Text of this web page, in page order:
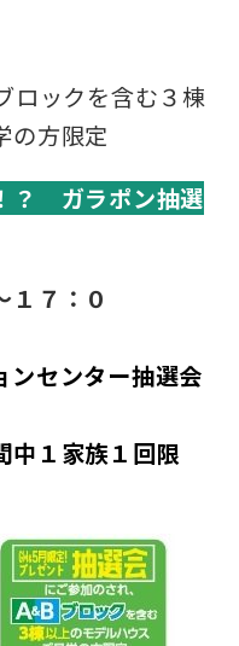
ロックを含む３棟
の方限定
？ ガラポン抽選
７：０
センター抽選会
１家族１回限